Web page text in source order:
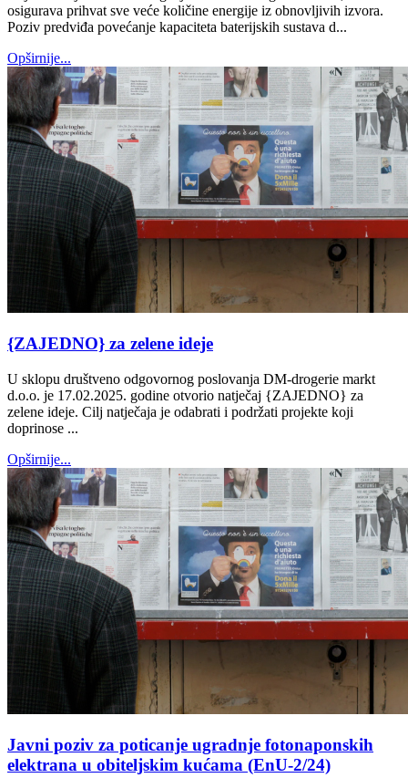
osigurava prihvat sve veće količine energije iz obnovljivih izvora.
Poziv predviđa povećanje kapaciteta baterijskih sustava d...
Opširnije...
{ZAJEDNO} za zelene ideje
U sklopu društveno odgovornog poslovanja DM-drogerie markt
d.o.o. je 17.02.2025. godine otvorio natječaj {ZAJEDNO} za
zelene ideje. Cilj natječaja je odabrati i podržati projekte koji
doprinose ...
Opširnije...
Javni poziv za poticanje ugradnje fotonaponskih
elektrana u obiteljskim kućama (EnU-2/24)